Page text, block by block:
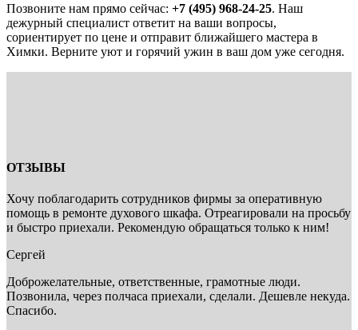
Позвоните нам прямо сейчас: +7 (495) 968-24-25. Наш
дежурный специалист ответит на ваши вопросы,
сориентирует по цене и отправит ближайшего мастера в
Химки. Верните уют и горячий ужин в ваш дом уже сегодня.
ОТЗЫВЫ
Хочу поблагодарить сотрудников фирмы за оперативную
помощь в ремонте духового шкафа. Отреагировали на просьбу
и быстро приехали. Рекомендую обращаться только к ним!
Сергей
Доброжелательные, ответственные, грамотные люди.
Позвонила, через полчаса приехали, сделали. Дешевле некуда.
Спасибо.